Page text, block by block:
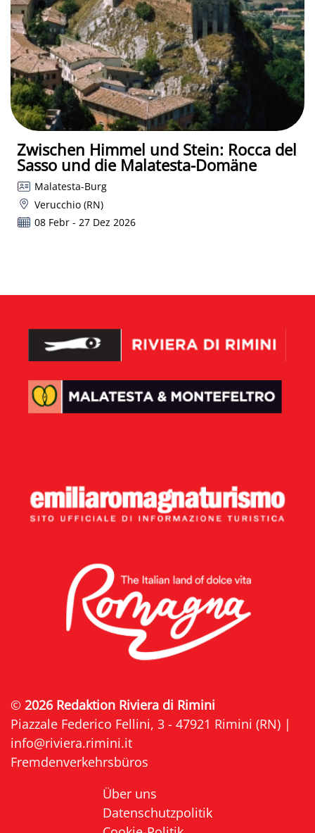
Zwischen Himmel und Stein: Rocca del
Sasso und die Malatesta-Domäne
Malatesta-Burg
Verucchio (RN)
08 Febr - 27 Dez 2026
© 2026 Redaktion Riviera di Rimini
Piazzale Federico Fellini, 3 - 47921 Rimini (RN) |
info@riviera.rimini.it
Fremdenverkehrsbüros
Über uns
Datenschutzpolitik